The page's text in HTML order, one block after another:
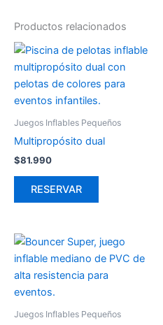
Productos relacionados
Juegos Inflables Pequeños
Multipropósito dual
$81.990
RESERVAR
Juegos Inflables Pequeños